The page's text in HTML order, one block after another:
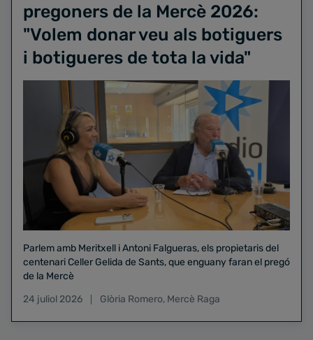
pregoners de la Mercè 2026:
"Volem donar veu als botiguers
i botigueres de tota la vida"
Parlem amb Meritxell i Antoni Falgueras, els propietaris del
centenari Celler Gelida de Sants, que enguany faran el pregó
de la Mercè
24 juliol 2026
Glòria Romero, Mercè Raga